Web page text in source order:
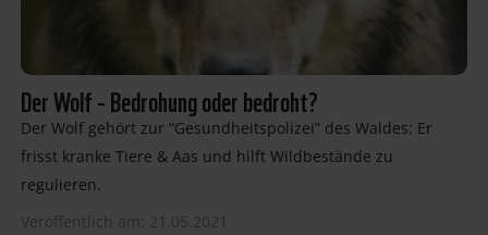
Der Wolf - Bedrohung oder bedroht?
Der Wolf gehört zur “Gesundheitspolizei” des Waldes: Er
frisst kranke Tiere & Aas und hilft Wildbestände zu
regulieren.
Veröffentlich am: 21.05.2021